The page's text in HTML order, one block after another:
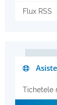
Flux RSS
Tichetele